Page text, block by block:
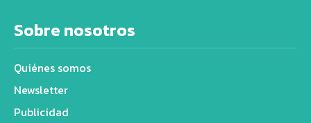
Sobre nosotros
Quiénes somos
Newsletter
Publicidad